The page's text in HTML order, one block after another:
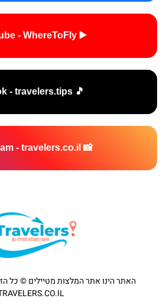
▶️ YouTube - WhereToFly
🎵 TikTok - travelers.tips
📸 Instagram - travelers.co.il
האתר הינו אתר המלצות מטיילים © כל